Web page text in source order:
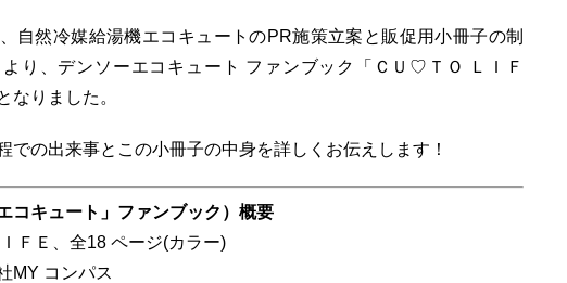
⾃然冷媒給湯機エコキュートのPR施策立案と販促用小冊子の制
り、デンソーエコキュート ファンブック「ＣＵ♡ＴＯ ＬＩＦ
なりました。
での出来事とこの小冊子の中身を詳しくお伝えします！
コキュート」ファンブック）概要
ＦＥ、全18 ページ(カラー)
MY コンパス